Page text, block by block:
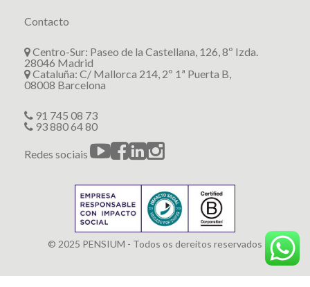
Contacto
Centro-Sur: Paseo de la Castellana, 126, 8º Izda.
28046 Madrid
Cataluña: C/ Mallorca 214, 2º 1ª Puerta B,
08008 Barcelona
91 745 08 73
93 880 64 80
Redes sociais
© 2025 PENSIUM - Todos os dereitos reservados